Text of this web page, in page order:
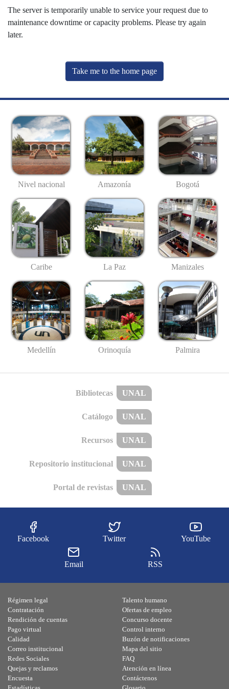
The server is temporarily unable to service your request due to
maintenance downtime or capacity problems. Please try again
later.
Take me to the home page
Nivel nacional Amazonía Bogotá
Caribe La Paz Manizales
Medellín Orinoquía Palmira
Bibliotecas UNAL
Catálogo UNAL
Recursos UNAL
Repositorio institucional UNAL
Portal de revistas UNAL
Facebook Twitter YouTube
Email RSS
Régimen legal
Contratación
Rendición de cuentas
Pago virtual
Calidad
Talento humano
Ofertas de empleo
Concurso docente
Control interno
Buzón de notificaciones
Correo institucional
Redes Sociales
Quejas y reclamos
Encuesta
Mapa del sitio
FAQ
Atención en línea
Contáctenos